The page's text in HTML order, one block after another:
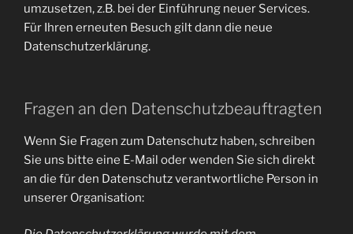
umzusetzen, z.B. bei der Einführung neuer Services.
Für Ihren erneuten Besuch gilt dann die neue
Datenschutzerklärung.
Fragen an den Datenschutzbeauftragten
Wenn Sie Fragen zum Datenschutz haben, schreiben
Sie uns bitte eine E-Mail oder wenden Sie sich direkt
an die für den Datenschutz verantwortliche Person in
unserer Organisation: